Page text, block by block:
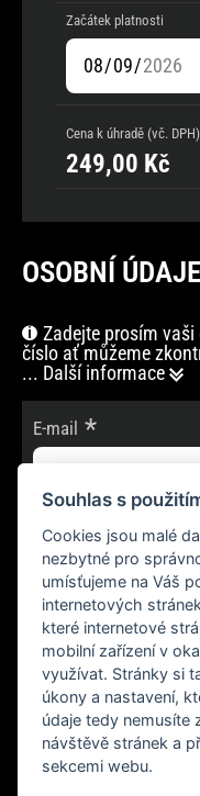
Začátek platnosti
Cena k úhradě (vč. DPH)
249,00 Kč
OSOBNÍ ÚDAJE
Zadejte prosím
číslo ať můžeme
... Další informace
E-mail
Souhlas s
Cookies jsou malé
nezbytné pro
umísťujeme na Váš
internetových
které internetové
mobilní zařízení v
využívat. Stránky si
úkony a nastavení,
údaje tedy nemusíte
návštěvě stránek a
sekcemi webu.